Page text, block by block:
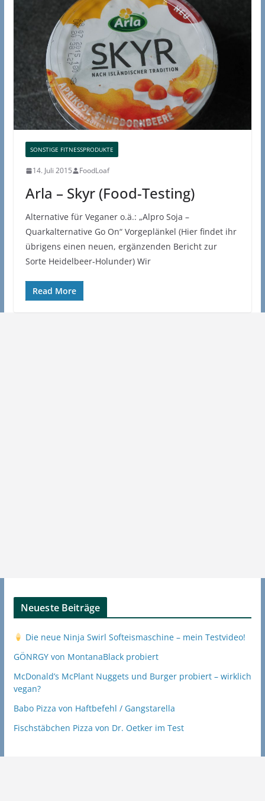
SONSTIGE FITNESSPRODUKTE
14. Juli 2015 FoodLoaf
Arla – Skyr (Food-Testing)
Alternative für Veganer o.ä.: „Alpro Soja –
Quarkalternative Go On“ Vorgeplänkel (Hier findet ihr
übrigens einen neuen, ergänzenden Bericht zur
Sorte Heidelbeer-Holunder) Wir
Read More
Neueste Beiträge
Die neue Ninja Swirl Softeismaschine – mein Testvideo!
GÖNRGY von MontanaBlack probiert
McDonald’s McPlant Nuggets und Burger probiert – wirklich
vegan?
Babo Pizza von Haftbefehl / Gangstarella
Fischstäbchen Pizza von Dr. Oetker im Test